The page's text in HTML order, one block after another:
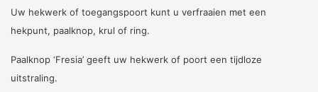
Uw hekwerk of toegangspoort kunt u verfraaien met een
hekpunt, paalknop, krul of ring.
Paalknop ‘Fresia’ geeft uw hekwerk of poort een tijdloze
uitstraling.